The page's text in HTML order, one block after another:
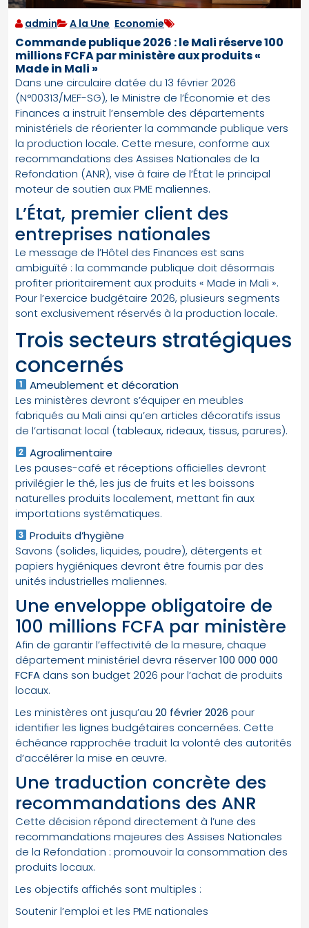
admin A la Une Economie
Commande publique 2026 : le Mali réserve 100
millions FCFA par ministère aux produits «
Made in Mali »
Dans une circulaire datée du 13 février 2026
(N°00313/MEF-SG), le Ministre de l’Économie et des
Finances a instruit l’ensemble des départements
ministériels de réorienter la commande publique vers
la production locale. Cette mesure, conforme aux
recommandations des Assises Nationales de la
Refondation (ANR), vise à faire de l’État le principal
moteur de soutien aux PME maliennes.
L’État, premier client des
entreprises nationales
Le message de l’Hôtel des Finances est sans
ambiguïté : la commande publique doit désormais
profiter prioritairement aux produits « Made in Mali ».
Pour l’exercice budgétaire 2026, plusieurs segments
sont exclusivement réservés à la production locale.
Trois secteurs stratégiques
concernés
Ameublement et décoration
Les ministères devront s’équiper en meubles
fabriqués au Mali ainsi qu’en articles décoratifs issus
de l’artisanat local (tableaux, rideaux, tissus, parures).
Agroalimentaire
Les pauses-café et réceptions officielles devront
privilégier le thé, les jus de fruits et les boissons
naturelles produits localement, mettant fin aux
importations systématiques.
Produits d’hygiène
Savons (solides, liquides, poudre), détergents et
papiers hygiéniques devront être fournis par des
unités industrielles maliennes.
Une enveloppe obligatoire de
100 millions FCFA par ministère
Afin de garantir l’effectivité de la mesure, chaque
département ministériel devra réserver100 000 000
FCFA dans son budget 2026 pour l’achat de produits
locaux.
Les ministères ont jusqu’au 20 février 2026 pour
identifier les lignes budgétaires concernées. Cette
échéance rapprochée traduit la volonté des autorités
d’accélérer la mise en œuvre.
Une traduction concrète des
recommandations des ANR
Cette décision répond directement à l’une des
recommandations majeures des Assises Nationales
de la Refondation : promouvoir la consommation des
produits locaux.
Les objectifs affichés sont multiples :
Soutenir l’emploi et les PME nationales